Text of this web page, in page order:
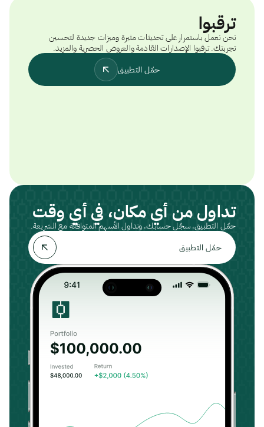
ترقبوا
نحن نعمل باستمرار على تحديثات مثيرة وميزات جديدة لتحسين
تجربتك. ترقبوا الإصدارات القادمة والعروض الحصرية والمزيد.
حمّل التطبيق
تداول من أي مكان، في أي وقت
حمّل التطبيق، سجّل حسابك، وتداول الأسهم المتوافقة مع الشريعة.
حمّل التطبيق